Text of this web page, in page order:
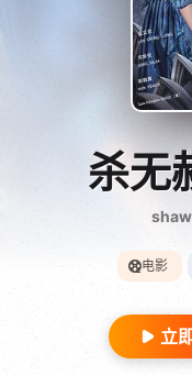
杀无
电影
立